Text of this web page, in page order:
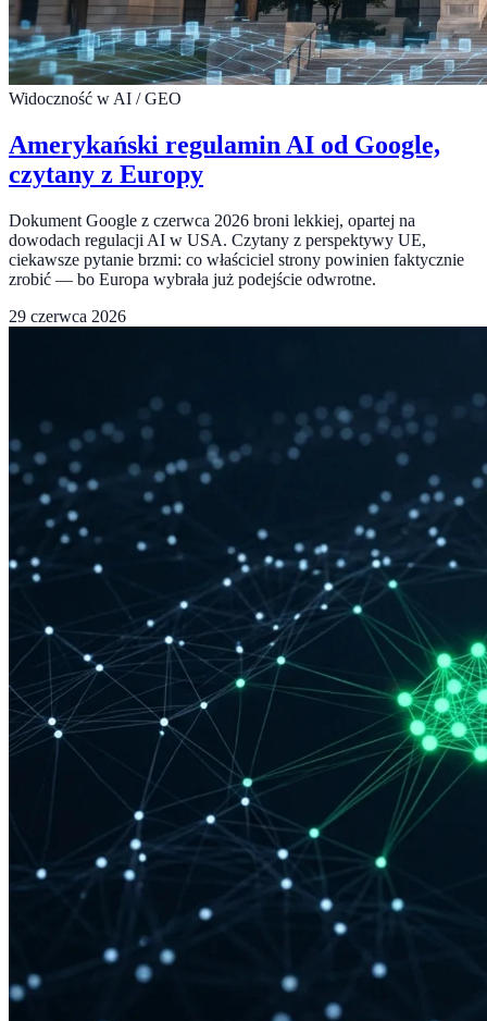
Widoczność w AI / GEO
Amerykański regulamin AI od Google,
czytany z Europy
Dokument Google z czerwca 2026 broni lekkiej, opartej na
dowodach regulacji AI w USA. Czytany z perspektywy UE,
ciekawsze pytanie brzmi: co właściciel strony powinien faktycznie
zrobić — bo Europa wybrała już podejście odwrotne.
29 czerwca 2026